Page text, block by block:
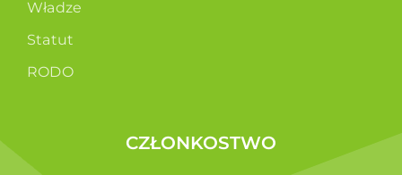
Władze
Statut
RODO
CZŁONKOSTWO